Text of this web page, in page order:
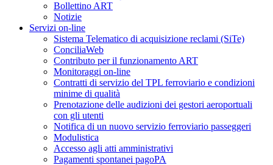
Bollettino ART
Notizie
Servizi on-line
Sistema Telematico di acquisizione reclami (SiTe)
ConciliaWeb
Contributo per il funzionamento ART
Monitoraggi on-line
Contratti di servizio del TPL ferroviario e condizioni
minime di qualità
Prenotazione delle audizioni dei gestori aeroportuali
con gli utenti
Notifica di un nuovo servizio ferroviario passeggeri
Modulistica
Accesso agli atti amministrativi
Pagamenti spontanei pagoPA